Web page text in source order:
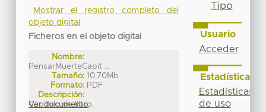
Mostrar el registro completo del
objeto digital
Ficheros en el objeto digital
Nombre:
PensarMuerteCapit ...
Tamaño: 10.70Mb
Formato: PDF
Descripción:
Capitulo de libro.
Ver documento
Tipo
Usuario
Acceder
Estadísticas
Estadísticas
de uso